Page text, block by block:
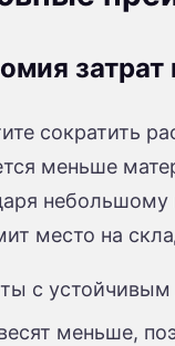
сократить
меньше
небольшому
место на
с устойчивым
меньше,